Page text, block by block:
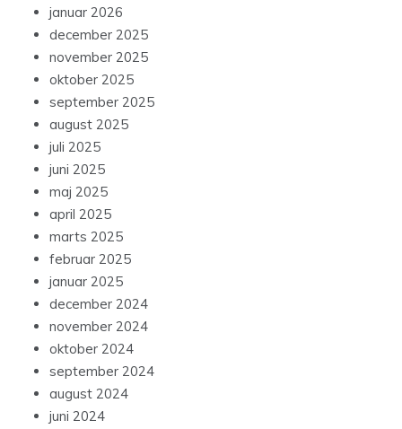
januar 2026
december 2025
november 2025
oktober 2025
september 2025
august 2025
juli 2025
juni 2025
maj 2025
april 2025
marts 2025
februar 2025
januar 2025
december 2024
november 2024
oktober 2024
september 2024
august 2024
juni 2024